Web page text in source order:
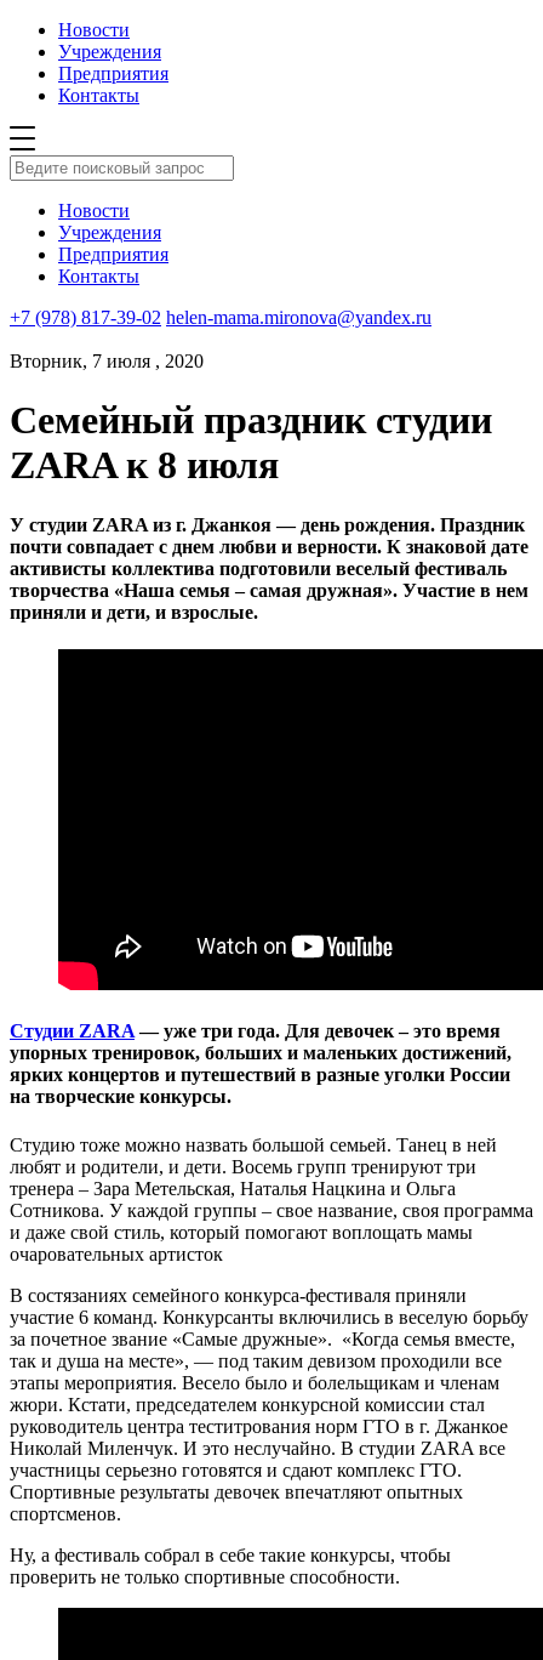
Новости
Учреждения
Предприятия
Контакты
Новости
Учреждения
Предприятия
Контакты
+7 (978) 817-39-02 helen-mama.mironova@yandex.ru
Вторник, 7 июля , 2020
Семейный праздник студии
ZARA к 8 июля
У студии ZARA из г. Джанкоя — день рождения. Праздник
почти совпадает с днем любви и верности. К знаковой дате
активисты коллектива подготовили веселый фестиваль
творчества «Наша семья – самая дружная». Участие в нем
приняли и дети, и взрослые.
Студии ZARA— уже три года. Для девочек – это время
упорных тренировок, больших и маленьких достижений,
ярких концертов и путешествий в разные уголки России
на творческие конкурсы.
Студию тоже можно назвать большой семьей. Танец в ней
любят и родители, и дети. Восемь групп тренируют три
тренера – Зара Метельская, Наталья Нацкина и Ольга
Сотникова. У каждой группы – свое название, своя программа
и даже свой стиль, который помогают воплощать мамы
очаровательных артисток
В состязаниях семейного конкурса-фестиваля приняли
участие 6 команд. Конкурсанты включились в веселую борьбу
за почетное звание «Самые дружные». «Когда семья вместе,
так и душа на месте», — под таким девизом проходили все
этапы мероприятия. Весело было и болельщикам и членам
жюри. Кстати, председателем конкурсной комиссии стал
руководитель центра теститрования норм ГТО в г. Джанкое
Николай Миленчук. И это неслучайно. В студии ZARA все
участницы серьезно готовятся и сдают комплекс ГТО.
Спортивные результаты девочек впечатляют опытных
спортсменов.
Ну, а фестиваль собрал в себе такие конкурсы, чтобы
проверить не только спортивные способности.